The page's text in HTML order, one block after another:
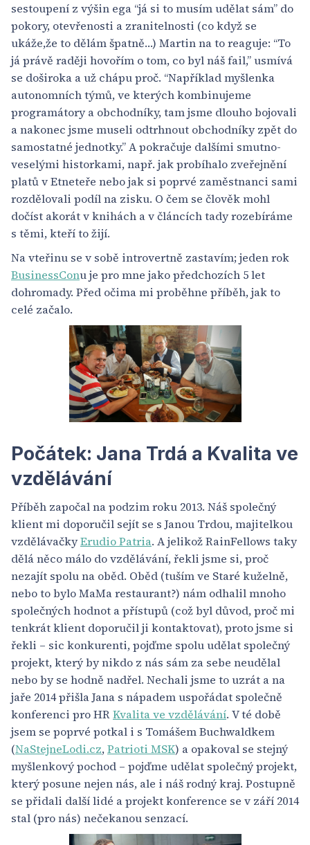
sestoupení z výšin ega “já si to musím udělat sám” do
pokory, otevřenosti a zranitelnosti (co když se
ukáže,že to dělám špatně…) Martin na to reaguje: “To
já právě raději hovořím o tom, co byl náš fail,” usmívá
se doširoka a už chápu proč. “Například myšlenka
autonomních týmů, ve kterých kombinujeme
programátory a obchodníky, tam jsme dlouho bojovali
a nakonec jsme museli odtrhnout obchodníky zpět do
samostatné jednotky.” A pokračuje dalšími smutno-
veselými historkami, např. jak probíhalo zveřejnění
platů v Etneteře nebo jak si poprvé zaměstnanci sami
rozdělovali podíl na zisku. O čem se člověk mohl
dočíst akorát v knihách a v článcích tady rozebíráme
s těmi, kteří to žijí.
Na vteřinu se v sobě introvertně zastavím; jeden rok
BusinessConu je pro mne jako předchozích 5 let
dohromady. Před očima mi proběhne příběh, jak to
celé začalo.
Počátek: Jana Trdá a Kvalita ve
vzdělávání
Příběh započal na podzim roku 2013. Náš společný
klient mi doporučil sejít se s Janou Trdou, majitelkou
vzdělávačkyErudio Patria. A jelikož RainFellows taky
dělá něco málo do vzdělávání, řekli jsme si, proč
nezajít spolu na oběd. Oběd (tuším ve Staré kuželně,
nebo to bylo MaMa restaurant?) nám odhalil mnoho
společných hodnot a přístupů (což byl důvod, proč mi
tenkrát klient doporučil ji kontaktovat), proto jsme si
řekli – sic konkurenti, pojďme spolu udělat společný
projekt, který by nikdo z nás sám za sebe neudělal
nebo by se hodně nadřel. Nechali jsme to uzrát a na
jaře 2014 přišla Jana s nápadem uspořádat společně
konferenci pro HRKvalita ve vzdělávání. V té době
jsem se poprvé potkal i s Tomášem Buchwaldkem
(NaStejneLodi.cz,Patrioti MSK) a opakoval se stejný
myšlenkový pochod – pojďme udělat společný projekt,
který posune nejen nás, ale i náš rodný kraj. Postupně
se přidali další lidé a projekt konference se v září 2014
stal (pro nás) nečekanou senzací.